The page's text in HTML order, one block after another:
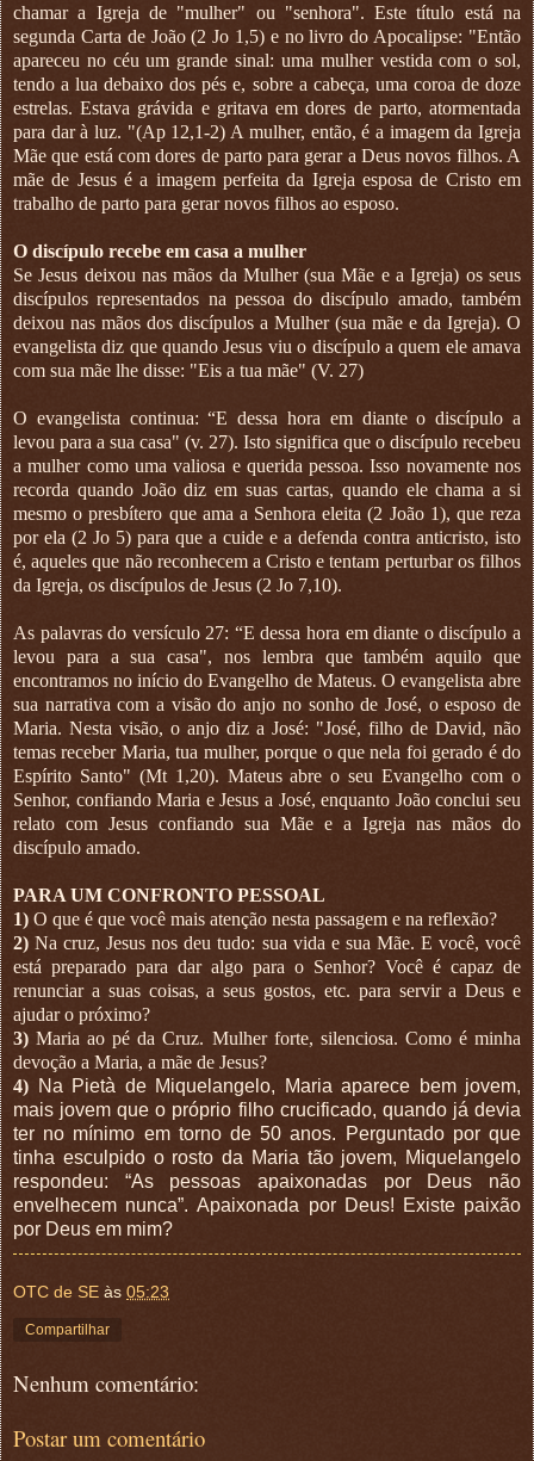
chamar a Igreja de "mulher" ou "senhora". Este título está na
segunda Carta de João (2 Jo 1,5) e no livro do Apocalipse: "Então
apareceu no céu um grande sinal: uma mulher vestida com o sol,
tendo a lua debaixo dos pés e, sobre a cabeça, uma coroa de doze
estrelas. Estava grávida e gritava em dores de parto, atormentada
para dar à luz. "(Ap 12,1-2) A mulher, então, é a imagem da Igreja
Mãe que está com dores de parto para gerar a Deus novos filhos. A
mãe de Jesus é a imagem perfeita da Igreja esposa de Cristo em
trabalho de parto para gerar novos filhos ao esposo.
O discípulo recebe em casa a mulher
Se Jesus deixou nas mãos da Mulher (sua Mãe e a Igreja) os seus
discípulos representados na pessoa do discípulo amado, também
deixou nas mãos dos discípulos a Mulher (sua mãe e da Igreja). O
evangelista diz que quando Jesus viu o discípulo a quem ele amava
com sua mãe lhe disse: "Eis a tua mãe" (V. 27)
O evangelista continua: “E dessa hora em diante o discípulo a
levou para a sua casa" (v. 27). Isto significa que o discípulo recebeu
a mulher como uma valiosa e querida pessoa. Isso novamente nos
recorda quando João diz em suas cartas, quando ele chama a si
mesmo o presbítero que ama a Senhora eleita (2 João 1), que reza
por ela (2 Jo 5) para que a cuide e a defenda contra anticristo, isto
é, aqueles que não reconhecem a Cristo e tentam perturbar os filhos
da Igreja, os discípulos de Jesus (2 Jo 7,10).
As palavras do versículo 27: “E dessa hora em diante o discípulo a
levou para a sua casa", nos lembra que também aquilo que
encontramos no início do Evangelho de Mateus. O evangelista abre
sua narrativa com a visão do anjo no sonho de José, o esposo de
Maria. Nesta visão, o anjo diz a José: "José, filho de David, não
temas receber Maria, tua mulher, porque o que nela foi gerado é do
Espírito Santo" (Mt 1,20). Mateus abre o seu Evangelho com o
Senhor, confiando Maria e Jesus a José, enquanto João conclui seu
relato com Jesus confiando sua Mãe e a Igreja nas mãos do
discípulo amado.
PARA UM CONFRONTO PESSOAL
1) O que é que você mais atenção nesta passagem e na reflexão?
2) Na cruz, Jesus nos deu tudo: sua vida e sua Mãe. E você, você
está preparado para dar algo para o Senhor? Você é capaz de
renunciar a suas coisas, a seus gostos, etc. para servir a Deus e
ajudar o próximo?
3) Maria ao pé da Cruz. Mulher forte, silenciosa. Como é minha
devoção a Maria, a mãe de Jesus?
4) Na Pietà de Miquelangelo, Maria aparece bem jovem,
mais jovem que o próprio filho crucificado, quando já devia
ter no mínimo em torno de 50 anos. Perguntado por que
tinha esculpido o rosto da Maria tão jovem, Miquelangelo
respondeu: “As pessoas apaixonadas por Deus não
envelhecem nunca”.Apaixonada por Deus! Existe paixão
por Deus em mim?
OTC de SE às 05:23
Compartilhar
Nenhum comentário:
Postar um comentário